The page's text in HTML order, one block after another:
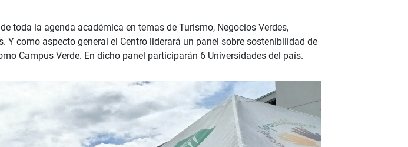
toda la agenda académica en temas de Turismo, Negocios Verdes,
como aspecto general el Centro liderará un panel sobre sostenibilidad de
Campus Verde. En dicho panel participarán 6 Universidades del país.